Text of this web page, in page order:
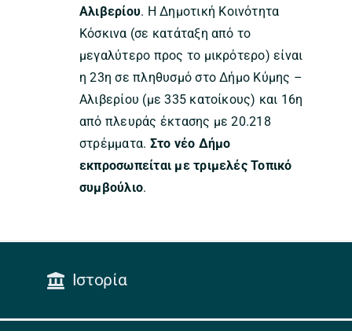
Αλιβερίου. Η Δημοτική Κοινότητα
Κόσκινα (σε κατάταξη από το
μεγαλύτερο προς το μικρότερο) είναι
η 23η σε πληθυσμό στο Δήμο Κύμης –
Αλιβερίου (με 335 κατοίκους) και 16η
από πλευράς έκτασης με 20.218
στρέμματα. Στο νέο Δήμο
εκπροσωπείται με τριμελές Τοπικό
συμβούλιο.
Ιστορία